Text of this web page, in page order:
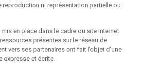
reproduction ni représentation partielle ou
en place dans le cadre du site Internet
présentes sur le réseau de
vers ses partenaires ont fait l’objet d’une
expresse et écrite.